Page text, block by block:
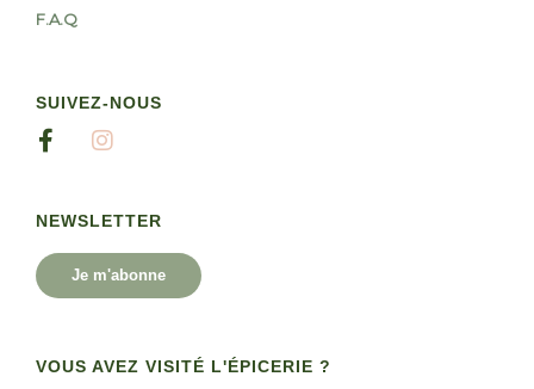
F.A.Q
SUIVEZ-NOUS
NEWSLETTER
Je m'abonne
VOUS AVEZ VISITÉ L'ÉPICERIE ?